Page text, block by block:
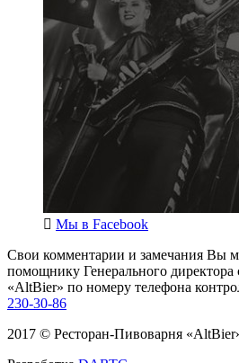
Мы в Facebook
Свои комментарии и замечания Вы
помощнику Генерального директора
«AltBier» по номеру телефона
230-30-86
2017 © Ресторан-Пивоварня